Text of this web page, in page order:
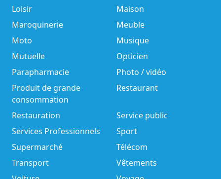
Loisir
Maison
Maroquinerie
Meuble
Moto
Musique
Mutuelle
Opticien
Parapharmacie
Photo / vidéo
Produit de grande
consommation
Restaurant
Restauration
Service public
Services Professionnels
Sport
Supermarché
Télécom
Transport
Vêtements